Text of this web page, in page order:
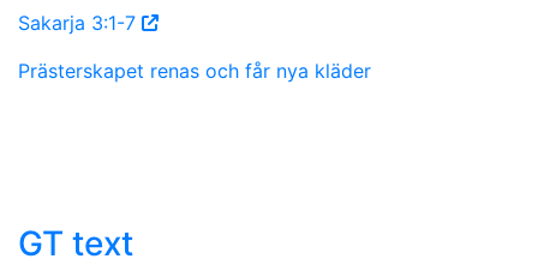
Sakarja 3:1-7
Prästerskapet renas och får nya kläder
GT text